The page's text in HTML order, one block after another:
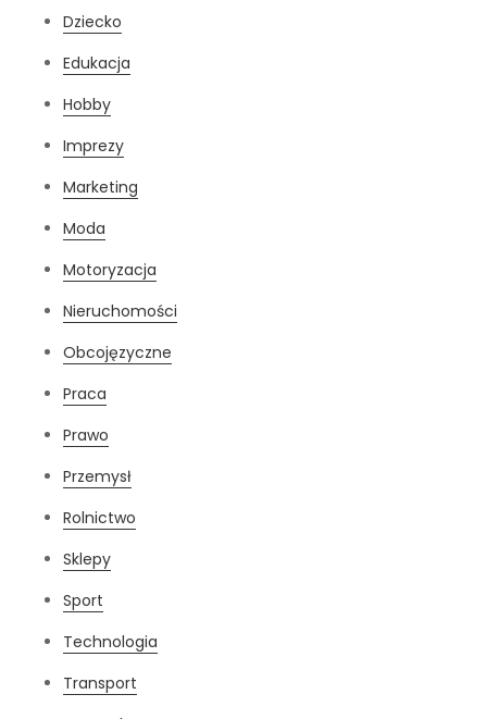
Dziecko
Edukacja
Hobby
Imprezy
Marketing
Moda
Motoryzacja
Nieruchomości
Obcojęzyczne
Praca
Prawo
Przemysł
Rolnictwo
Sklepy
Sport
Technologia
Transport